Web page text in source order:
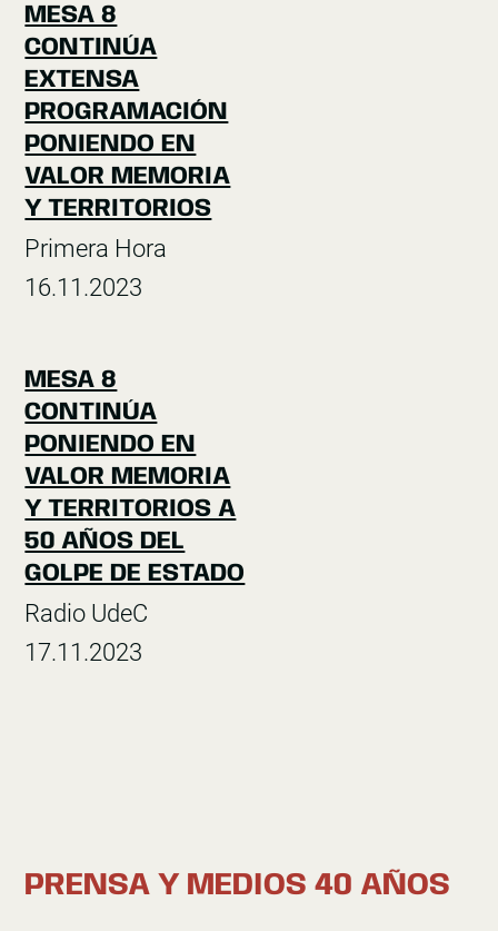
MESA 8
CONTINÚA
EXTENSA
PROGRAMACIÓN
PONIENDO EN
VALOR MEMORIA
Y TERRITORIOS
Primera Hora
16.11.2023
MESA 8
CONTINÚA
PONIENDO EN
VALOR MEMORIA
Y TERRITORIOS A
50 AÑOS DEL
GOLPE DE ESTADO
Radio UdeC
17.11.2023
PRENSA Y MEDIOS 40 AÑOS